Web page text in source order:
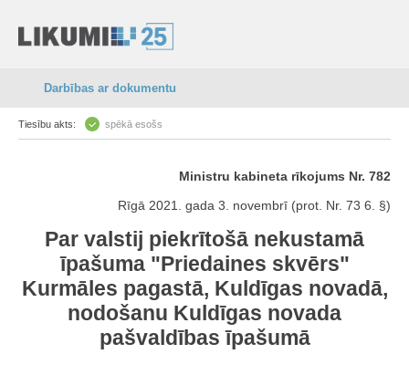
Darbības ar dokumentu
Tiesību akts: spēkā esošs
Ministru kabineta rīkojums Nr. 782
Rīgā 2021. gada 3. novembrī (prot. Nr. 73 6. §)
Par valstij piekrītošā nekustamā
īpašuma "Priedaines skvērs"
Kurmāles pagastā, Kuldīgas novadā,
nodošanu Kuldīgas novada
pašvaldības īpašumā